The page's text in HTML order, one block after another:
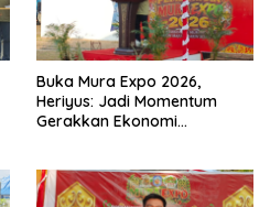
Buka Mura Expo 2026,
Heriyus: Jadi Momentum
Gerakkan Ekonomi